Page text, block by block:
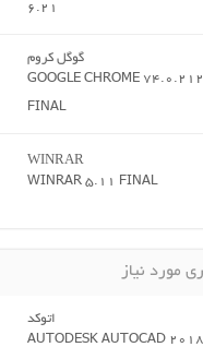
6.21
گوگل کروم
GOOGLE CHROME
FINAL
WINRAR
WINRAR 5.11 FINAL
مورد نیاز
اتوکد
AUTODESK AUTOCAD 2018